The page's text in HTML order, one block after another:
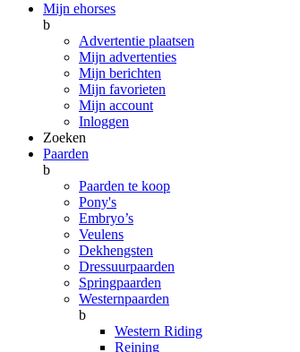
Mijn ehorses
b
Advertentie plaatsen
Mijn advertenties
Mijn berichten
Mijn favorieten
Mijn account
Inloggen
Zoeken
Paarden
b
Paarden te koop
Pony's
Embryo’s
Veulens
Dekhengsten
Dressuurpaarden
Springpaarden
Westernpaarden
b
Western Riding
Reining